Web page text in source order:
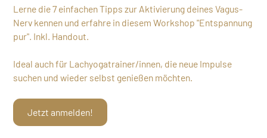
Lerne die 7 einfachen Tipps zur Aktivierung deines Vagus-
Nerv kennen und erfahre in diesem Workshop "Entspannung
pur". Inkl. Handout.
Ideal auch für Lachyogatrainer/innen, die neue Impulse
suchen und wieder selbst genießen möchten.
Jetzt anmelden!